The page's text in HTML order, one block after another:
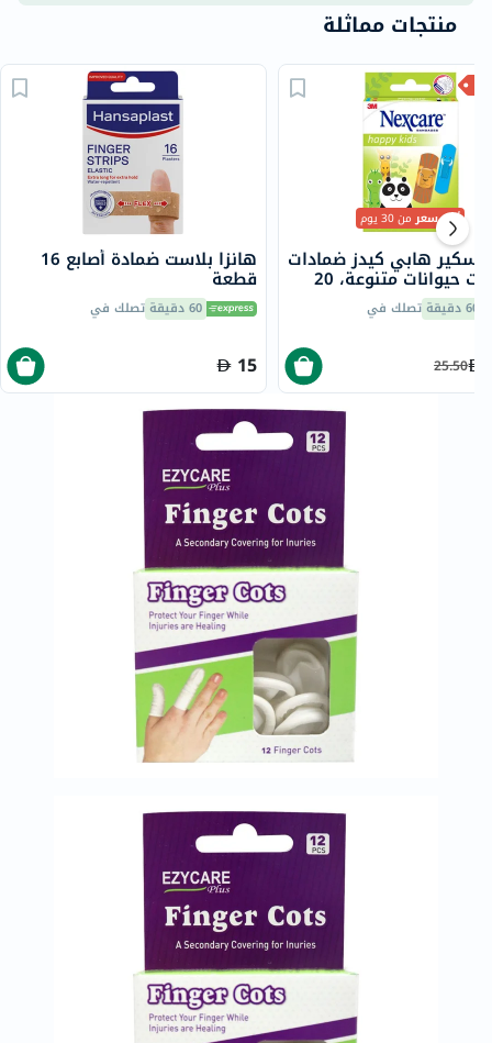
منتجات مماثلة
هانزا بلاست ضمادة أصابع 16
قطعة
60 دقيقة تصلك في
15
أقل سعرمن 30 يوم
هابي كيدز ضمادات
حيوانات متنوعة، 20
60 دقيقة تصلك في
25.50